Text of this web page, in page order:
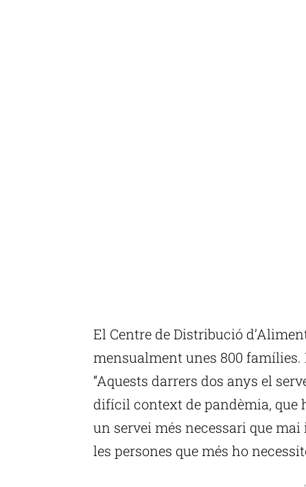
El Centre de Distribució
mensualment unes 800 famílies.
“Aquests darrers dos anys el
difícil context de pandèmia,
un servei més necessari que
les persones que més ho